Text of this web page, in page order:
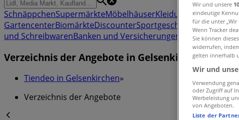
SchnäppchenSupermärkteMöbelhäuserKleidung, Schuhe
GartencenterBiomärkteDiscounterSportgeschäfteSpielzeug
und SchreibwarenBanken und Versicherungen
Verzeichnis der Angebote in Gelsenkirchen
Tiendeo in Gelsenkirchen»
Verzeichnis der Angebote
Wir und unsere
eindeutige
für die unter
Wenn Tracker
Sie können
widerrufen,
gelten innerhalb
Wir und
Verwendung
oder Zugriff auf
Werbeleistung
von Angeboten.
Liste der